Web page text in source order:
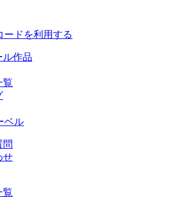
ードを利用する
ル作品
覧
ベル
問
せ
覧